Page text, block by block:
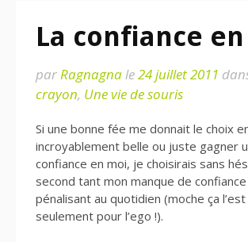
La confiance
parRagnagnale24 juillet 2011
crayon, Une vie de souris
Si une bonne fée me donnait le choix
incroyablement belle ou juste gagner
confiance en moi, je choisirais sans
second tant mon manque de
pénalisant au quotidien (moche ça
seulement pour l’ego !).